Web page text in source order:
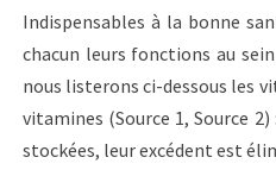
Indispensables à la bonne
chacun leurs fonctions au
nous listerons ci-dessous les
vitamines (Source 1, Source
stockées, leur excédent est